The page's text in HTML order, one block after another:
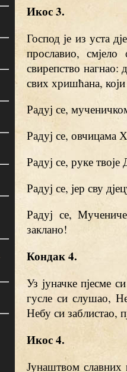
Икос 3.
Господ је из уста
прославио,
свирепство нагнао:
свих хришћана,
Радуј се,
Радуј се, овчицама
Радуј се, руке
Радуј се, јер сву
Радуј се,
заклано!
Кондак 4.
Уз јуначке пјесме
гусле си слушао,
Небу си заблистао,
Икос 4.
Јунаштвом славних